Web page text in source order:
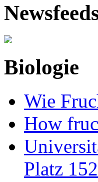
Biologie
Wie
How
Platz 152